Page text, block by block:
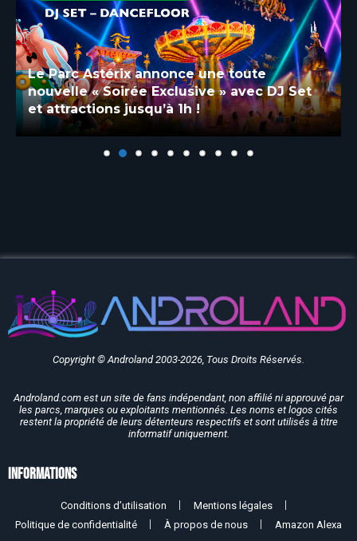
Le Parc Astérix annonce une toute
nouvelle « Soirée Exclusive » avec DJ Set
et attractions jusqu’à 1h !
Copyright © Androland 2003-2026, Tous Droits Réservés.
Androland.com est un site de fans indépendant, non affilié ni approuvé par
les parcs, marques ou exploitants mentionnés. Les noms et logos cités
restent la propriété de leurs détenteurs respectifs et sont utilisés à titre
informatif uniquement.
Informations
Conditions d’utilisation
Mentions légales
Politique de confidentialité
À propos de nous Amazon Alexa